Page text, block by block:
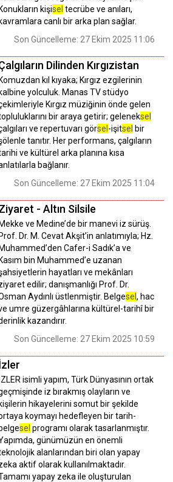
Konukların kişisel tecrübe ve anıları,
kavramlara canlı bir arka plan sağlar.
Son Güncelleme: 27 Ekim 2025 11:06
Dilinden Kırgızistan
Komuzdan kıl kıyaka; Kırgız ezgilerinin
kalbine yolculuk. Manas TV stüdyo
Kırgız müziğinin önde gelen
bir araya getirir; geleneksel
ve repertuvarı görsel -işitsel bir
tanıtır. Her performans, çalgıların
ve kültürel arka planına kısa
bağlanır.
Son Güncelleme: 27 Ekim 2025 11:04
- Altın Silsile
Mekke ve Medine’de bir manevi iz sürüş.
Prof. Dr. M. Cevat Akşit’in anlatımıyla; Hz.
Muhammed’den Cafer-i Sadık’a ve
Kasım bin Muhammed’e uzanan
hayatları ve mekânları
edilir; danışmanlığı Prof. Dr.
Aydınlı üstlenmiştir. Belgesel , hac
umre güzergâhlarına kültürel-tarihî bir
kazandırır.
Son Güncelleme: 27 Ekim 2025 10:59
isimli yapım, Türk Dünyasının ortak
iz bırakmış olayların ve
kişilerin hikayelerini somut bir şekilde
koymayı hedefleyen bir tarih-
belgesel programı olarak tasarlanmıştır.
günümüzün en önemli
alanlarından biri olan yapay
aktif olarak kullanılmaktadır.
yapay zeka ile oluşturulan